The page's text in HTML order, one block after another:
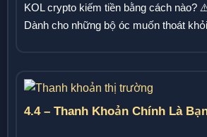
KOL crypto kiếm tiền bằng cách nào?
Dành cho những bộ óc muốn thoát
4.4 – Thanh Khoản Chính Là